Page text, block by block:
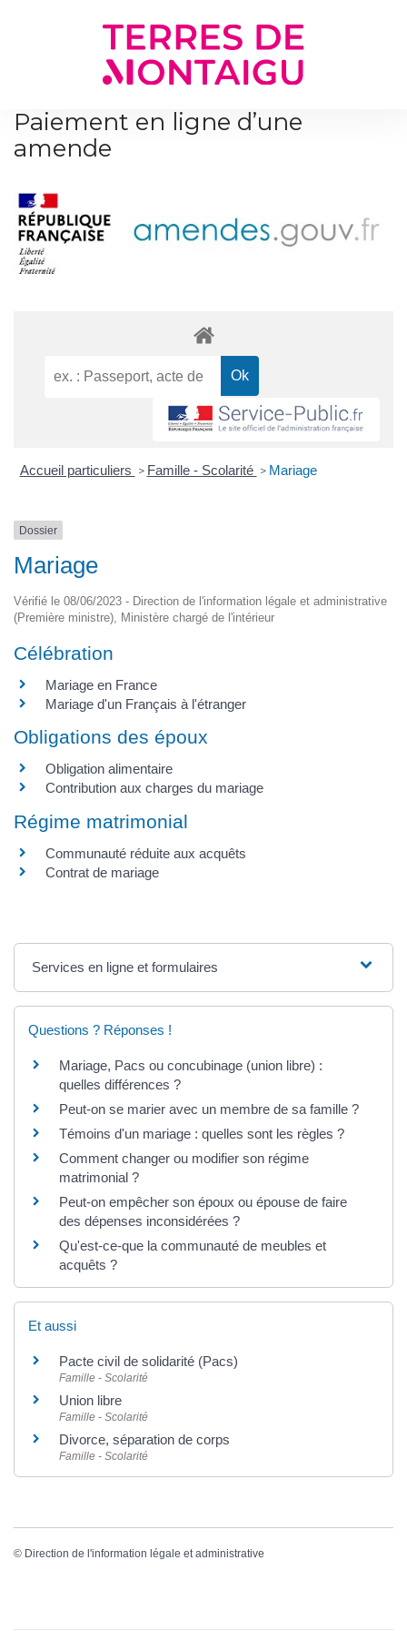
Paiement en ligne d’une
amende
Accueil particuliers > Famille - Scolarité > Mariage
Dossier
Mariage
Vérifié le 08/06/2023 - Direction de l'information légale et administrative
(Première ministre), Ministère chargé de l'intérieur
Célébration
Mariage en France
Mariage d'un Français à l'étranger
Obligations des époux
Obligation alimentaire
Contribution aux charges du mariage
Régime matrimonial
Communauté réduite aux acquêts
Contrat de mariage
Services en ligne et formulaires
Questions ? Réponses !
Mariage, Pacs ou concubinage (union libre) :
quelles différences ?
Peut-on se marier avec un membre de sa famille ?
Témoins d'un mariage : quelles sont les règles ?
Comment changer ou modifier son régime
matrimonial ?
Peut-on empêcher son époux ou épouse de faire
des dépenses inconsidérées ?
Qu'est-ce-que la communauté de meubles et
acquêts ?
Et aussi
Pacte civil de solidarité (Pacs)
Famille - Scolarité
Union libre
Famille - Scolarité
Divorce, séparation de corps
Famille - Scolarité
© Direction de l'information légale et administrative